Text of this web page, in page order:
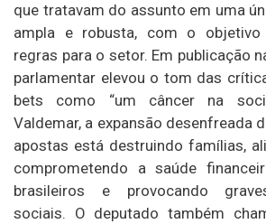
que tratavam do assunto em uma
ampla e robusta, com o objetivo
regras para o setor. Em publicação
parlamentar elevou o tom das
bets como “um câncer na
Valdemar, a expansão desenfreada
apostas está destruindo famílias,
comprometendo a saúde
brasileiros e provocando
sociais. O deputado também